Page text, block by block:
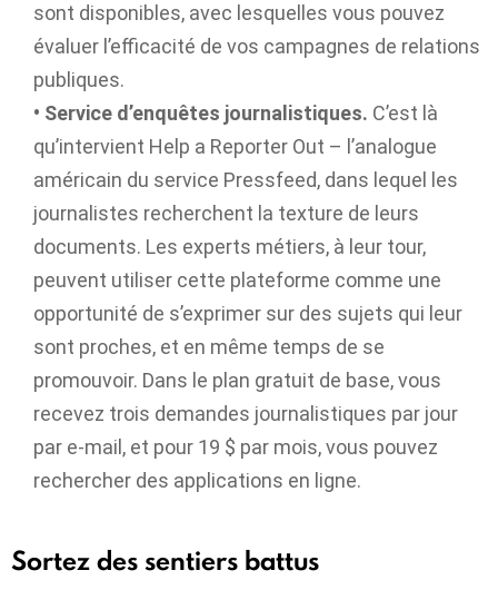
sont disponibles, avec lesquelles vous pouvez
évaluer l’efficacité de vos campagnes de relations
publiques.
• Service d’enquêtes journalistiques. C’est là
qu’intervient Help a Reporter Out – l’analogue
américain du service Pressfeed, dans lequel les
journalistes recherchent la texture de leurs
documents. Les experts métiers, à leur tour,
peuvent utiliser cette plateforme comme une
opportunité de s’exprimer sur des sujets qui leur
sont proches, et en même temps de se
promouvoir. Dans le plan gratuit de base, vous
recevez trois demandes journalistiques par jour
par e-mail, et pour 19 $ par mois, vous pouvez
rechercher des applications en ligne.
Sortez des sentiers battus